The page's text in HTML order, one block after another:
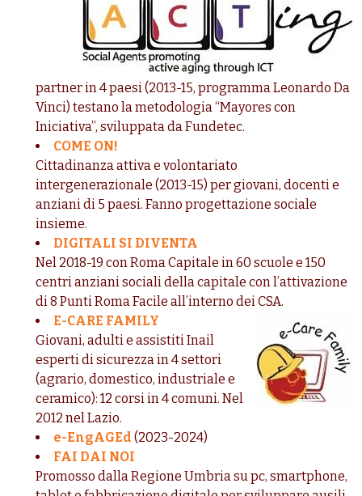
partner in 4 paesi (2013-15, programma Leonardo Da
Vinci) testano la metodologia “Mayores con
Iniciativa”, sviluppata da Fundetec.
COME ON!
Cittadinanza attiva e volontariato
intergenerazionale (2013-15) per giovani, docenti e
anziani di 5 paesi. Fanno progettazione sociale
insieme.
DIGITALI SI DIVENTA
Nel 2018-19 con Roma Capitale in 60 scuole e 150
centri anziani sociali della capitale con l’attivazione
di 8 Punti Roma Facile all’interno dei CSA.
E-CARE FAMILY
Giovani, adulti e assistiti Inail
esperti di sicurezza in 4 settori
(agrario, domestico, industriale e
ceramico): 12 corsi in 4 comuni. Nel
2012 nel Lazio.
e-EngAGEd (2023-2024)
FAI DAI NOI
Promosso dalla Regione Umbria su pc, smartphone,